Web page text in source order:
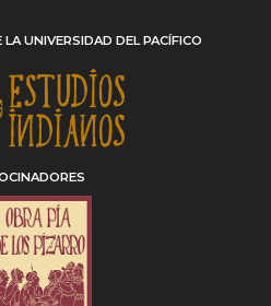
UNIVERSIDAD DEL PACÍFICO